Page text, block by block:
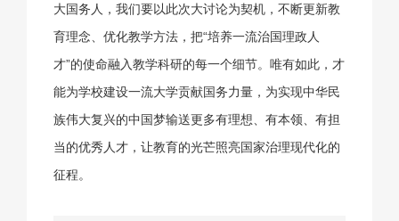
大国务人，我们要以此次大讨论为契机，不断更新教
育理念、优化教学方法，把“培养一流治国理政人
才”的使命融入教学科研的每一个细节。唯有如此，才
能为学校建设一流大学贡献国务力量，为实现中华民
族伟大复兴的中国梦输送更多有理想、有本领、有担
当的优秀人才，让教育的光芒照亮国家治理现代化的
征程。